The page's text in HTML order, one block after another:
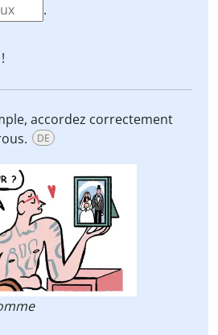
.
accordez correctement
DE